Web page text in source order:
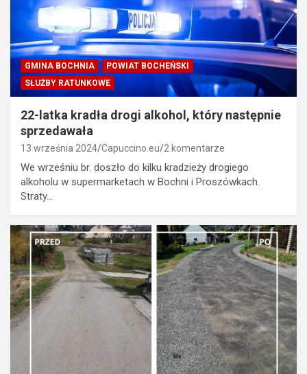
GMINA BOCHNIA
POWIAT BOCHEŃSKI
SŁUŻBY RATUNKOWE
22-latka kradła drogi alkohol, który następnie
sprzedawała
13 września 2024 Capuccino.eu 2 komentarze
We wrześniu br. doszło do kilku kradzieży drogiego
alkoholu w supermarketach w Bochni i Proszówkach.
Straty…